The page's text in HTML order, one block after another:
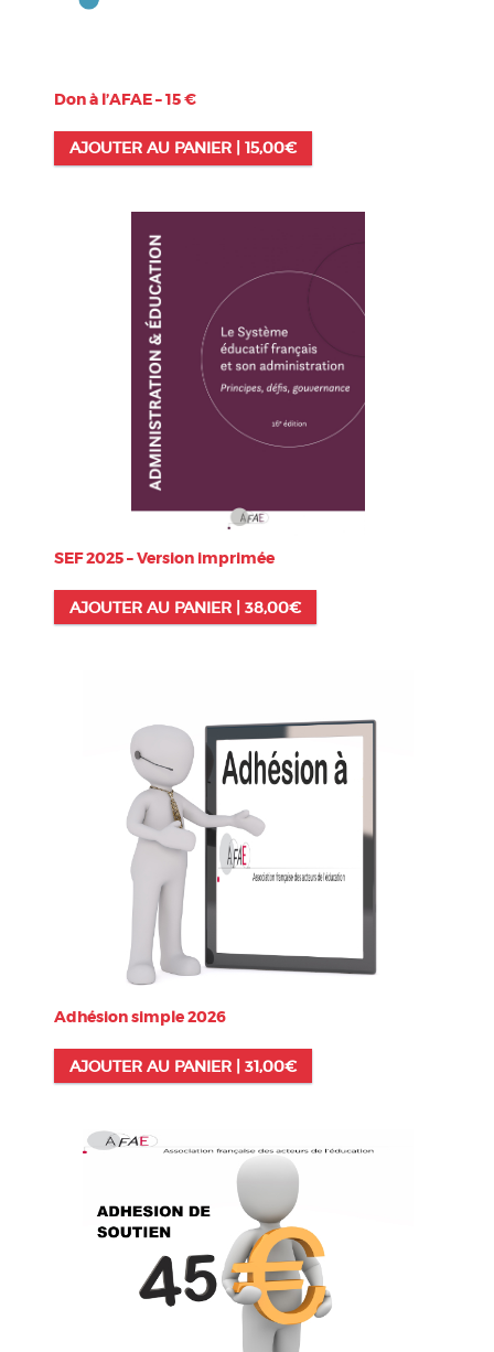
Don à l’AFAE – 15 €
AJOUTER AU PANIER | 15,00€
SEF 2025 – Version imprimée
AJOUTER AU PANIER | 38,00€
Adhésion simple 2026
AJOUTER AU PANIER | 31,00€